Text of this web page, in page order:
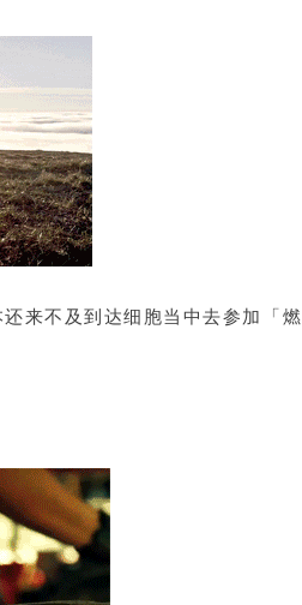
来不及到达细胞当中去参加「燃